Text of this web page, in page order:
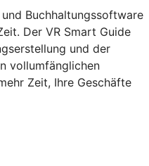
Buchhaltungssoftware
Der VR Smart Guide
und der
vollumfänglichen
Zeit, Ihre Geschäfte